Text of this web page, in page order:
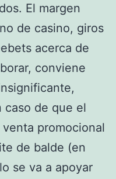
El margen
de casino, giros
acerca de
conviene
de que el
promocional
de balde (en
se va a apoyar